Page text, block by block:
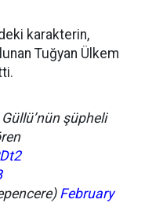
karakterin,
Tuğyan Ülkem
şüpheli
February